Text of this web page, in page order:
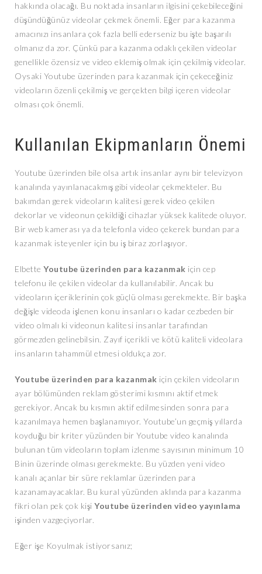
hakkında olacağı. Bu noktada insanların ilgisini çekebileceğini
düşündüğünüz videolar çekmek önemli. Eğer para kazanma
amacınızı insanlara çok fazla belli ederseniz bu işte başarılı
olmanız da zor. Çünkü para kazanma odaklı çekilen videolar
genellikle özensiz ve video eklemiş olmak için çekilmiş videolar.
Oysaki Youtube üzerinden para kazanmak için çekeceğiniz
videoların özenli çekilmiş ve gerçekten bilgi içeren videolar
olması çok önemli.
Kullanılan Ekipmanların Önemi
Youtube üzerinden bile olsa artık insanlar aynı bir televizyon
kanalında yayınlanacakmış gibi videolar çekmekteler. Bu
bakımdan gerek videoların kalitesi gerek video çekilen
dekorlar ve videonun çekildiği cihazlar yüksek kalitede oluyor.
Bir web kamerası ya da telefonla video çekerek bundan para
kazanmak isteyenler için bu iş biraz zorlaşıyor.
Elbette Youtube üzerinden para kazanmak için cep
telefonu ile çekilen videolar da kullanılabilir. Ancak bu
videoların içeriklerinin çok güçlü olması gerekmekte. Bir başka
değişle videoda işlenen konu insanları o kadar cezbeden bir
video olmalı ki videonun kalitesi insanlar tarafından
görmezden gelinebilsin. Zayıf içerikli ve kötü kaliteli videolara
insanların tahammül etmesi oldukça zor.
Youtube üzerinden para kazanmak için çekilen videoların
ayar bölümünden reklam gösterimi kısmını aktif etmek
gerekiyor. Ancak bu kısmın aktif edilmesinden sonra para
kazanılmaya hemen başlanamıyor. Youtube’un geçmiş yıllarda
koyduğu bir kriter yüzünden bir Youtube video kanalında
bulunan tüm videoların toplam izlenme sayısının minimum 10
Binin üzerinde olması gerekmekte. Bu yüzden yeni video
kanalı açanlar bir süre reklamlar üzerinden para
kazanamayacaklar. Bu kural yüzünden aklında para kazanma
fikri olan pek çok kişi Youtube üzerinden video yayınlama
işinden vazgeçiyorlar.
Eğer işe Koyulmak istiyorsanız;